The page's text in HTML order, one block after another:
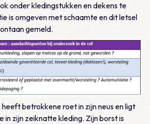
onder kledingstukken en dekens te
is omgeven met schaamte en dit letsel
gemeld.
betrokkene roet in zijn neus en ligt
in zijn zeiknatte kleding. Zijn borst is